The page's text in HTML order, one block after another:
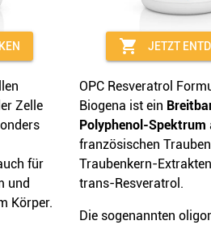
Zelle
für
und
Körper.
shopping_cart JETZT
OPC Resveratrol
Biogena ist ein
Polyphenol-Spektrum
französischen
Traubenkern-
trans-Resveratrol.
Die sogenannten